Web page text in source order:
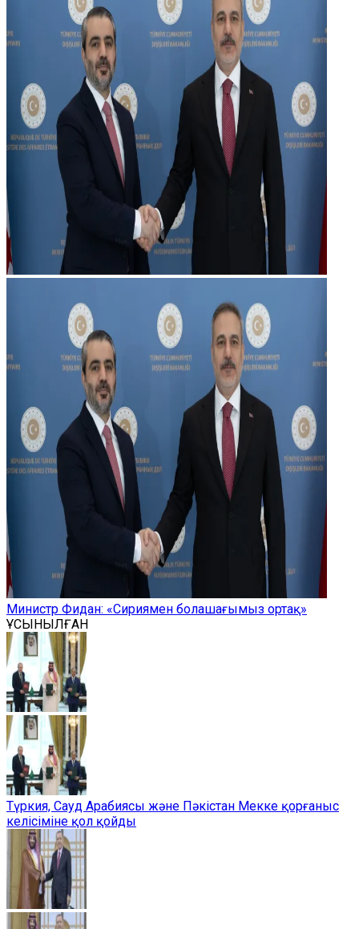
Министр Фидан: «Сириямен болашағымыз ортақ»
ҰСЫНЫЛҒАН
Түркия, Сауд Арабиясы және Пәкістан Мекке қорғаныс
келісіміне қол қойды